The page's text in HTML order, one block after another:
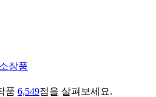
장품
품 6,549점을 살펴보세요.